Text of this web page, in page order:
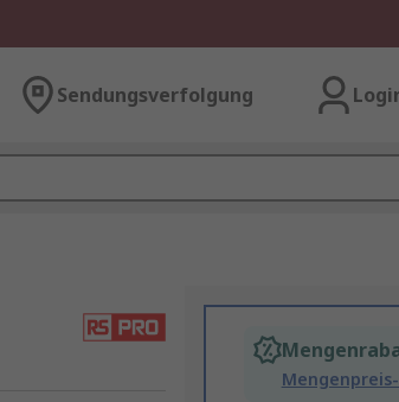
Sendungsverfolgung